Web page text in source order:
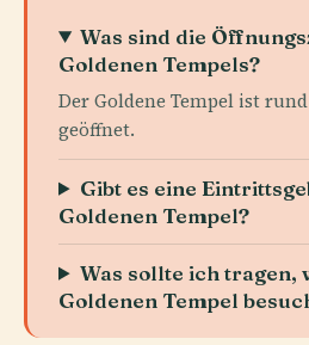
Was sind die
Goldenen Tempels?
Der Goldene Tempel ist
geöffnet.
Gibt es eine
Goldenen Tempel?
Was sollte ich tragen,
Goldenen Tempel